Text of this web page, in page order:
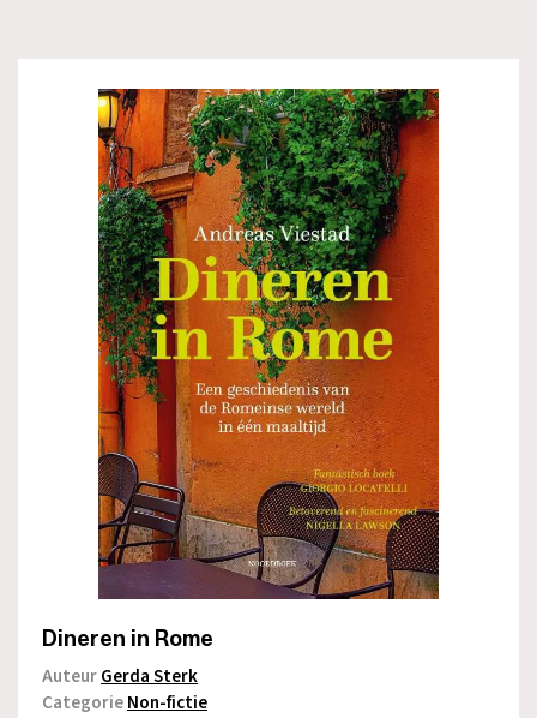
Dineren in Rome
AuteurGerda Sterk
CategorieNon-fictie